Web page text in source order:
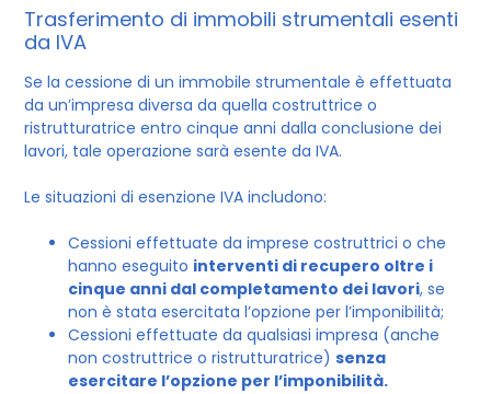
Trasferimento di immobili strumentali esenti
da IVA
Se la cessione di un immobile strumentale è effettuata
da un’impresa diversa da quella costruttrice o
ristrutturatrice entro cinque anni dalla conclusione dei
lavori, tale operazione sarà esente da IVA.
Le situazioni di esenzione IVA includono:
Cessioni effettuate da imprese costruttrici o che
hanno eseguito interventi di recupero oltre i
cinque anni dal completamento dei lavori, se
non è stata esercitata l’opzione per l’imponibilità;
Cessioni effettuate da qualsiasi impresa (anche
non costruttrice o ristrutturatrice)senza
esercitare l’opzione per l’imponibilità.